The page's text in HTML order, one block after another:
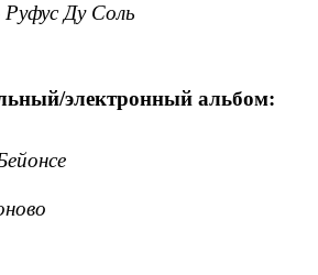
Руфус Ду Соль
электронный альбом: